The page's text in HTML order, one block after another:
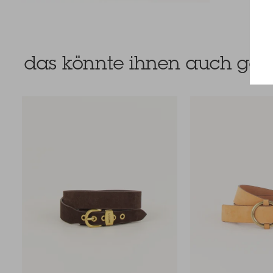
das könnte ihnen auch